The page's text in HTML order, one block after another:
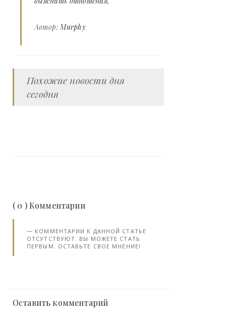
Автор:Murphy
Похожие новости дня
сегодня
( 0 ) Комментарии
КОММЕНТАРИИ К ДАННОЙ СТАТЬЕ
ОТСУТСТВУЮТ. ВЫ МОЖЕТЕ СТАТЬ
ПЕРВЫМ. ОСТАВЬТЕ СВОЕ МНЕНИЕ!
Оставить комментарий